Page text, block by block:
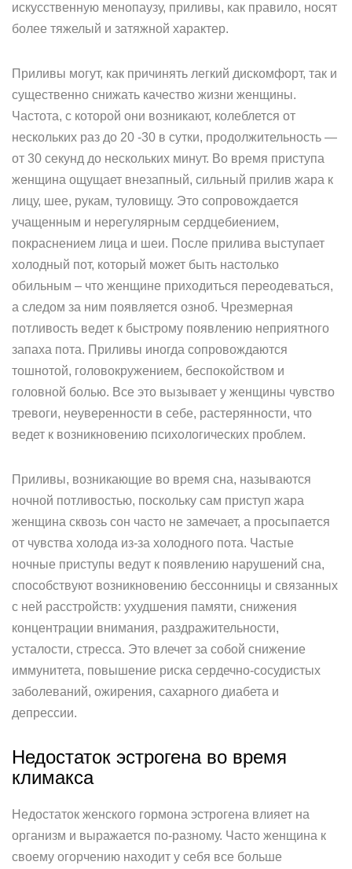
искусственную менопаузу, приливы, как правило, носят
более тяжелый и затяжной характер.
Приливы могут, как причинять легкий дискомфорт, так и
существенно снижать качество жизни женщины.
Частота, с которой они возникают, колеблется от
нескольких раз до 20 -30 в сутки, продолжительность —
от 30 секунд до нескольких минут. Во время приступа
женщина ощущает внезапный, сильный прилив жара к
лицу, шее, рукам, туловищу. Это сопровождается
учащенным и нерегулярным сердцебиением,
покраснением лица и шеи. После прилива выступает
холодный пот, который может быть настолько
обильным – что женщине приходиться переодеваться,
а следом за ним появляется озноб. Чрезмерная
потливость ведет к быстрому появлению неприятного
запаха пота. Приливы иногда сопровождаются
тошнотой, головокружением, беспокойством и
головной болью. Все это вызывает у женщины чувство
тревоги, неуверенности в себе, растерянности, что
ведет к возникновению психологических проблем.
Приливы, возникающие во время сна, называются
ночной потливостью, поскольку сам приступ жара
женщина сквозь сон часто не замечает, а просыпается
от чувства холода из-за холодного пота. Частые
ночные приступы ведут к появлению нарушений сна,
способствуют возникновению бессонницы и связанных
с ней расстройств: ухудшения памяти, снижения
концентрации внимания, раздражительности,
усталости, стресса. Это влечет за собой снижение
иммунитета, повышение риска сердечно-сосудистых
заболеваний, ожирения, сахарного диабета и
депрессии.
Недостаток эстрогена во время
климакса
Недостаток женского гормона эстрогена влияет на
организм и выражается по-разному. Часто женщина к
своему огорчению находит у себя все больше